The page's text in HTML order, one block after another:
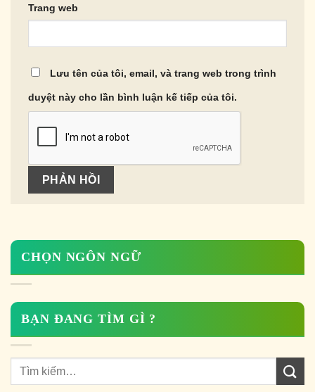
Trang web
Lưu tên của tôi, email, và trang web trong trình
duyệt này cho lần bình luận kế tiếp của tôi.
CHỌN NGÔN NGỮ
BẠN ĐANG TÌM GÌ ?